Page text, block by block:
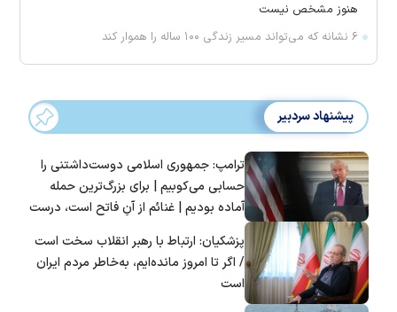
هنوز مشخص نیست
۶ نشانه که می‌تواند مسیر زندگی ۱۰۰ ساله را هموار کند
پیشنهاد سردبیر
ترامپ: جمهوری اسلامی دوست‌داشتنی را
حسابی می‌کوبیم | برای بزرگ‌ترین حمله
آماده بودیم | غنائم از آنِ فاتح است، درست
پزشکیان: ارتباط با رهبر انقلاب سخت است
/ اگر تا امروز مانده‌ایم، به‌خاطر مردم ایران
است